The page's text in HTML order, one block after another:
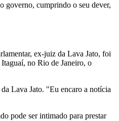
governo, cumprindo o seu dever,
ex-juiz da Lava Jato, foi
no Rio de Janeiro, o
Lava Jato. "Eu encaro a notícia
pode ser intimado para prestar